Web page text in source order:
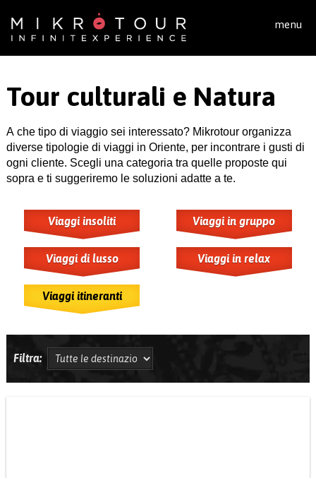
menu
Tour culturali e Natura
A che tipo di viaggio sei interessato? Mikrotour organizza
diverse tipologie di viaggi in Oriente, per incontrare i gusti di
ogni cliente. Scegli una categoria tra quelle proposte qui
sopra e ti suggeriremo le soluzioni adatte a te.
Viaggi insoliti Viaggi in gruppo
Viaggi di lusso Viaggi in relax
Viaggi itineranti
Filtra: